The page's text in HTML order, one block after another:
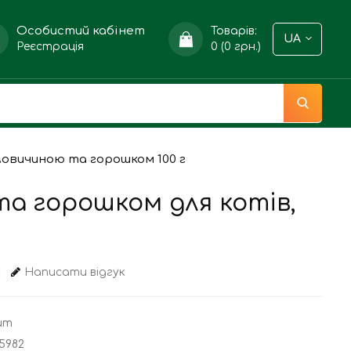
Особистий кабінет
Реєстрація
Товарів:
0 (0 грн.)
UA
та горошком 100 г
горошком для котів,
Написати відгук